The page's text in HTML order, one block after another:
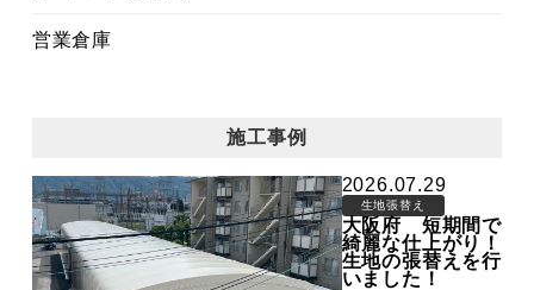
営業倉庫
施工事例
2026.07.29
生地張替え
大阪府 短期間で
綺麗な仕上がり！
生地の張替えを行
いました！